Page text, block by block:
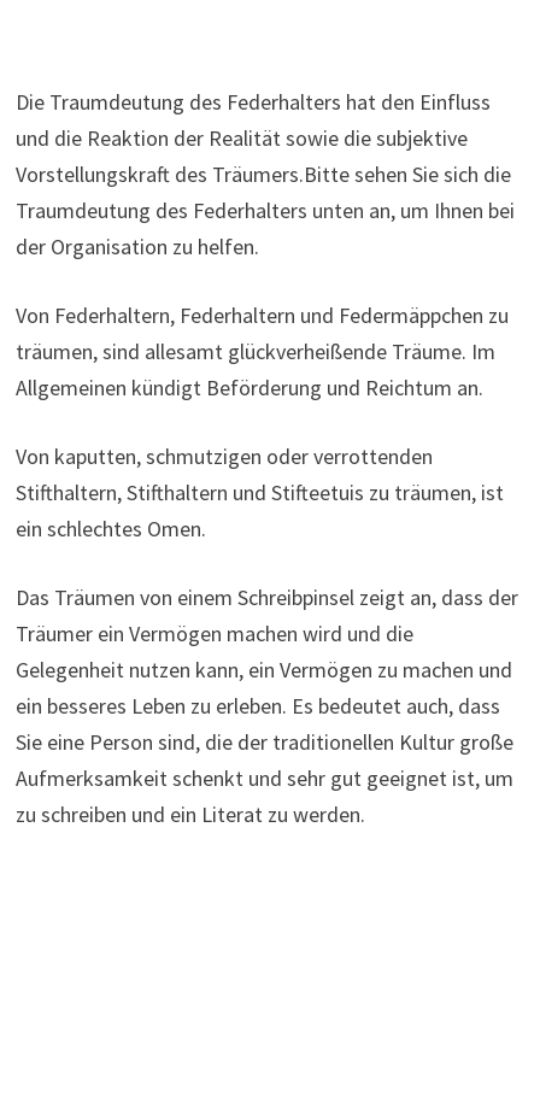
Die Traumdeutung des Federhalters hat den Einfluss
und die Reaktion der Realität sowie die subjektive
Vorstellungskraft des Träumers.Bitte sehen Sie sich die
Traumdeutung des Federhalters unten an, um Ihnen bei
der Organisation zu helfen.
Von Federhaltern, Federhaltern und Federmäppchen zu
träumen, sind allesamt glückverheißende Träume. Im
Allgemeinen kündigt Beförderung und Reichtum an.
Von kaputten, schmutzigen oder verrottenden
Stifthaltern, Stifthaltern und Stifteetuis zu träumen, ist
ein schlechtes Omen.
Das Träumen von einem Schreibpinsel zeigt an, dass der
Träumer ein Vermögen machen wird und die
Gelegenheit nutzen kann, ein Vermögen zu machen und
ein besseres Leben zu erleben. Es bedeutet auch, dass
Sie eine Person sind, die der traditionellen Kultur große
Aufmerksamkeit schenkt und sehr gut geeignet ist, um
zu schreiben und ein Literat zu werden.